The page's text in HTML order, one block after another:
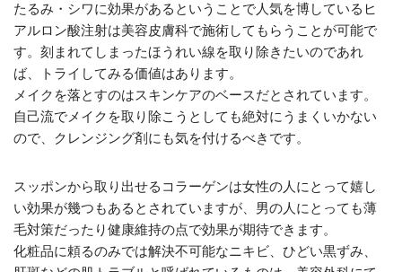
たるみ・シワに効果があるということで人気を博しているヒ
アルロン酸注射は美容皮膚科で施術してもらうことが可能で
す。刻まれてしまったほうれい線を取り除きたいのであれ
ば、トライしてみる価値はあります。
メイクを落とすのはスキンケアのベースだとされています。
自己流でメイクを取り除こうとしても絶対にうまくいかない
ので、クレンジング剤にも気を付けるべきです。
スッポンから取り出せるコラーゲンは女性の人にとって嬉し
い効果が幾つもあるとされていますが、男の人にとっても薄
毛対策だったり健康維持の点で効果が期待できます。
化粧品に頼るのみでは解決不可能なニキビ、ひどい黒ずみ、